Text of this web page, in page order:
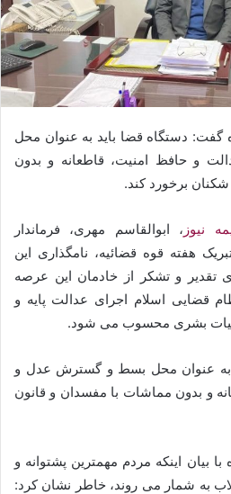
گفت: دستگاه قضا باید به عنوان محل
و حافظ امنیت، قاطعانه و بدون
برخورد کند.
نیوز ، ابوالقاسم مهری، فرماندار
هفته قوه قضائیه، نامگذاری این
تقدیر و تشکر از خادمان این عرصه
قضایی اسلام اجرای عدالت پایه و
بشری محسوب می شود.
به عنوان محل بسط و گسترش عدل و
و بدون مماشات با مفسدان و قانون
بیان اینکه مردم مهمترین پشتوانه و
به شمار می روند، خاطر نشان کرد: